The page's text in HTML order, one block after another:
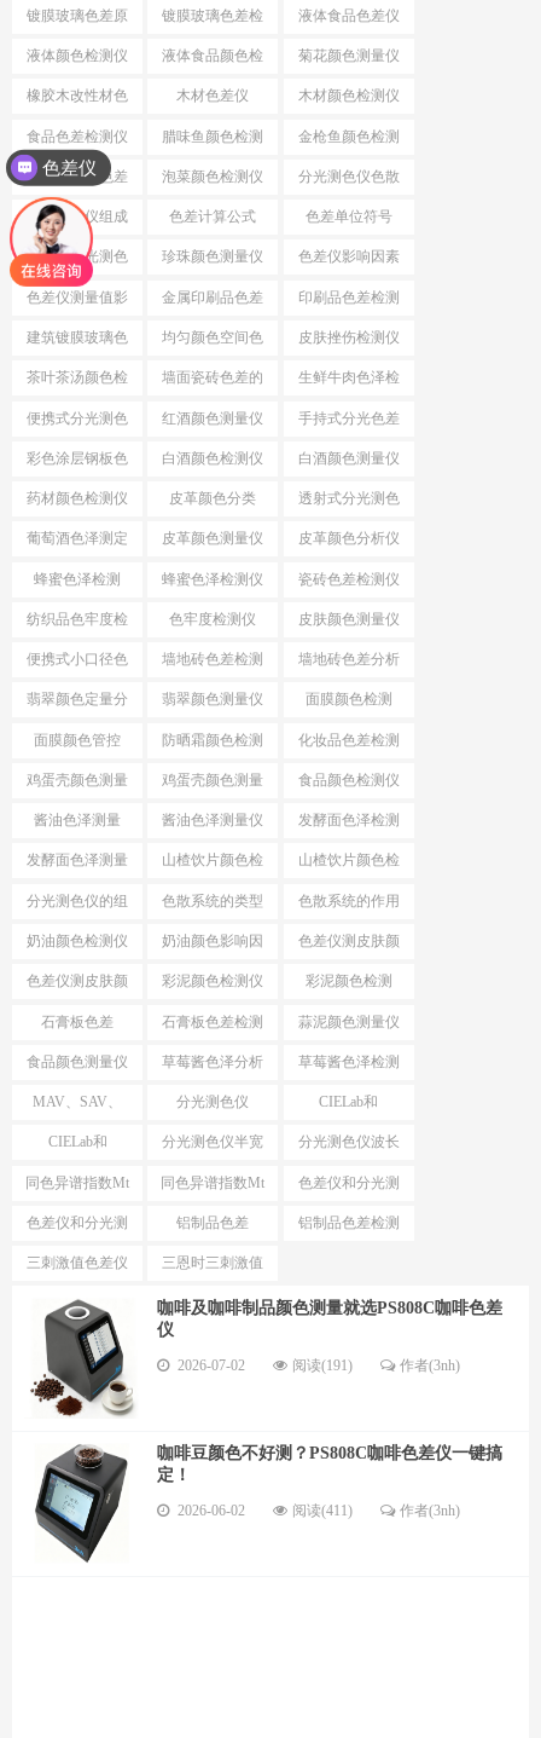
应用 测仪
镀膜玻璃色差原
因分析
镀膜玻璃色差检
测设备
液体食品色差仪
液体颜色检测仪 液体食品颜色检
测仪
菊花颜色测量仪
橡胶木改性材色
差
木材色差仪 木材颜色检测仪
食品色差检测仪 腊味鱼颜色检测
仪
金枪鱼颜色检测
仪
小口径分光色差
仪
泡菜颜色检测仪 分光测色仪色散
系统
分光测色仪组成
结构
色差计算公式 色差单位符号
小口径分光测色
仪
珍珠颜色测量仪 色差仪影响因素
色差仪测量值影
响因素
金属印刷品色差 印刷品色差检测
仪
建筑镀膜玻璃色
差检测仪
均匀颜色空间色
差公式
皮肤挫伤检测仪
茶叶茶汤颜色检
测仪
墙面瓷砖色差的
检测仪
生鲜牛肉色泽检
测仪
便携式分光测色
仪
红酒颜色测量仪 手持式分光色差
仪
彩色涂层钢板色
差检测仪
白酒颜色检测仪 白酒颜色测量仪
药材颜色检测仪 皮革颜色分类 透射式分光测色
仪
葡萄酒色泽测定 皮革颜色测量仪 皮革颜色分析仪
蜂蜜色泽检测 蜂蜜色泽检测仪 瓷砖色差检测仪
纺织品色牢度检
测
色牢度检测仪 皮肤颜色测量仪
便携式小口径色
差仪
墙地砖色差检测
仪
墙地砖色差分析
仪
翡翠颜色定量分
析
翡翠颜色测量仪 面膜颜色检测
面膜颜色管控 防晒霜颜色检测
仪
化妆品色差检测
仪
鸡蛋壳颜色测量 鸡蛋壳颜色测量
仪
食品颜色检测仪
酱油色泽测量 酱油色泽测量仪 发酵面色泽检测
仪
发酵面色泽测量
仪
山楂饮片颜色检
测工具
山楂饮片颜色检
测仪器
分光测色仪的组
成
色散系统的类型 色散系统的作用
奶油颜色检测仪 奶油颜色影响因
素
色差仪测皮肤颜
色
色差仪测皮肤颜
色方法
彩泥颜色检测仪 彩泥颜色检测
石膏板色差 石膏板色差检测 蒜泥颜色测量仪
食品颜色测量仪 草莓酱色泽分析
仪
草莓酱色泽检测
仪
MAV、SAV、
SSAV区别
分光测色仪
MAV、SAV、
SSAV
CIELab和
HunterLab
CIELab和
HunterLab区别
分光测色仪半宽
带
分光测色仪波长
间隔
同色异谱指数Mt 同色异谱指数Mt
测试仪
色差仪和分光测
色仪区别
色差仪和分光测
色仪选择
铝制品色差 铝制品色差检测
三刺激值色差仪
优势
三恩时三刺激值
色差仪型号
咖啡及咖啡制品颜色测量就选PS808C咖啡色差
仪
2026-07-02 阅读(191) 作者(3nh)
咖啡豆颜色不好测？PS808C咖啡色差仪一键搞
定！
2026-06-02 阅读(411) 作者(3nh)
色差仪